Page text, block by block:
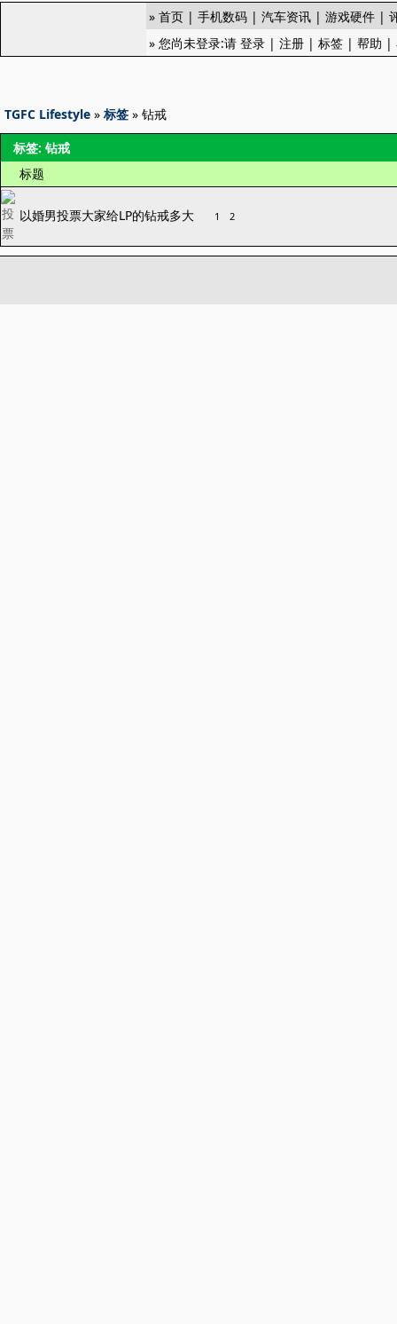
» 首页 | 手机数码 | 汽车资讯 | 游戏硬件 |
» 您尚未登录:请 登录 | 注册 | 标签 | 帮助 |
TGFC Lifestyle » 标签 » 钻戒
标签: 钻戒
标题
以婚男投票大家给LP的钻戒多大 1 2